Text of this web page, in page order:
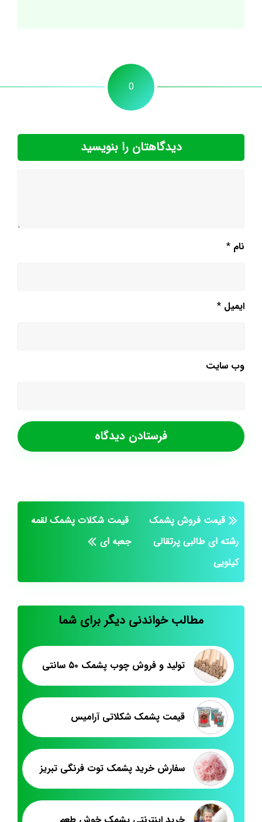
0
دیدگاهتان را بنویسید
نام *
ایمیل *
وب‌ سایت
قیمت فروش پشمک
رشته ای طالبی پرتقالی
کیلویی
قیمت شکلات پشمک لقمه
جعبه ای
مطالب خواندنی دیگر برای شما
تولید و فروش چوب پشمک ۵۰ سانتی
قیمت پشمک شکلاتی آرامیس
سفارش خرید پشمک توت فرنگی تبریز